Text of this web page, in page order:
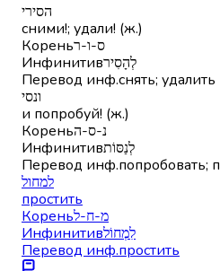
הסירי
сними!; удали! (ж.)
Кореньס-ו-ר
Инфинитивלְהָסִיר
Перевод инф.снять; удалить
ונסי
и попробуй! (ж.)
Кореньנ-ס-ה
Инфинитивלְנַסּוֹת
Перевод инф.попробовать;
למחול
простить
Кореньמ-ח-ל
Инфинитивלִמְחוֹל
Перевод инф.простить